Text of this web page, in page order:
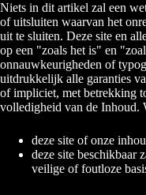
Niets in dit artikel zal een
of uitsluiten waarvan het
uit te sluiten. Deze site en
op een "zoals het is" en
onnauwkeurigheden of
uitdrukkelijk alle garanties
of impliciet, met betrekking
volledigheid van de Inhoud.
deze site of onze
deze site beschikbaar
veilige of foutloze